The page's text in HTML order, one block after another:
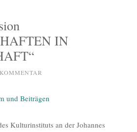
IN
und Beiträgen
Kulturinstituts an der Johannes